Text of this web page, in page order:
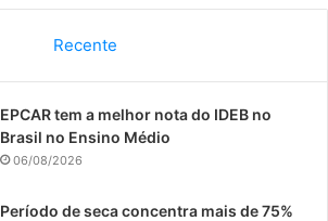
b
o
o
u
e
a
r
Recente
EPCAR tem a melhor nota do IDEB no
Brasil no Ensino Médio
06/08/2026
Período de seca concentra mais de 75%